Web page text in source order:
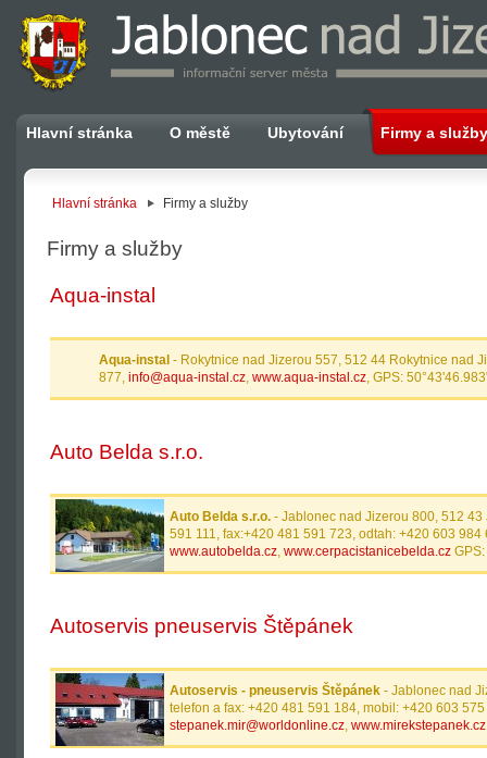
Hlavní stránka O městě Ubytování Firmy a služby
Hlavní stránka Firmy a služby
Firmy a služby
Aqua-instal
Aqua-instal - Rokytnice nad Jizerou 557, 512 44 Rokytnice nad
877, info@aqua-instal.cz, www.aqua-instal.cz, GPS:
Auto Belda s.r.o.
Auto Belda s.r.o. - Jablonec nad Jizerou 800, 512
591 111, fax:+420 481 591 723, odtah: +420 603
www.autobelda.cz, www.cerpacistanicebelda.cz
Autoservis pneuservis Štěpánek
Autoservis - pneuservis Štěpánek - Jablonec nad
telefon a fax: +420 481 591 184, mobil: +420 603
stepanek.mir@worldonline.cz, www.mirekstepanek.cz